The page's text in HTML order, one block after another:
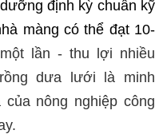
định kỳ chuẩn kỹ
màng có thể đạt 10-
lần - thu lợi nhiều
dưa lưới là minh
nông nghiệp công